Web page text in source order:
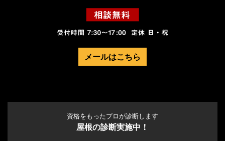
メールはこちら
資格をもったプロが診断します
屋根の診断実施中！